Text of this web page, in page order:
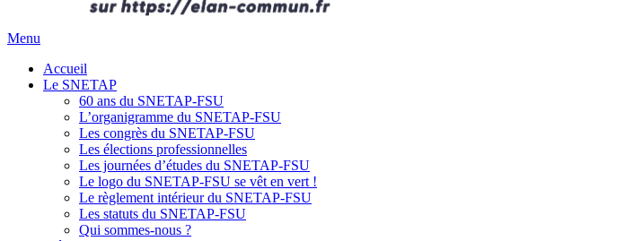
Menu
Accueil
Le SNETAP
60 ans du SNETAP-FSU
L’organigramme du SNETAP-FSU
Les congrès du SNETAP-FSU
Les élections professionnelles
Les journées d’études du SNETAP-FSU
Le logo du SNETAP-FSU se vêt en vert !
Le règlement intérieur du SNETAP-FSU
Les statuts du SNETAP-FSU
Qui sommes-nous ?